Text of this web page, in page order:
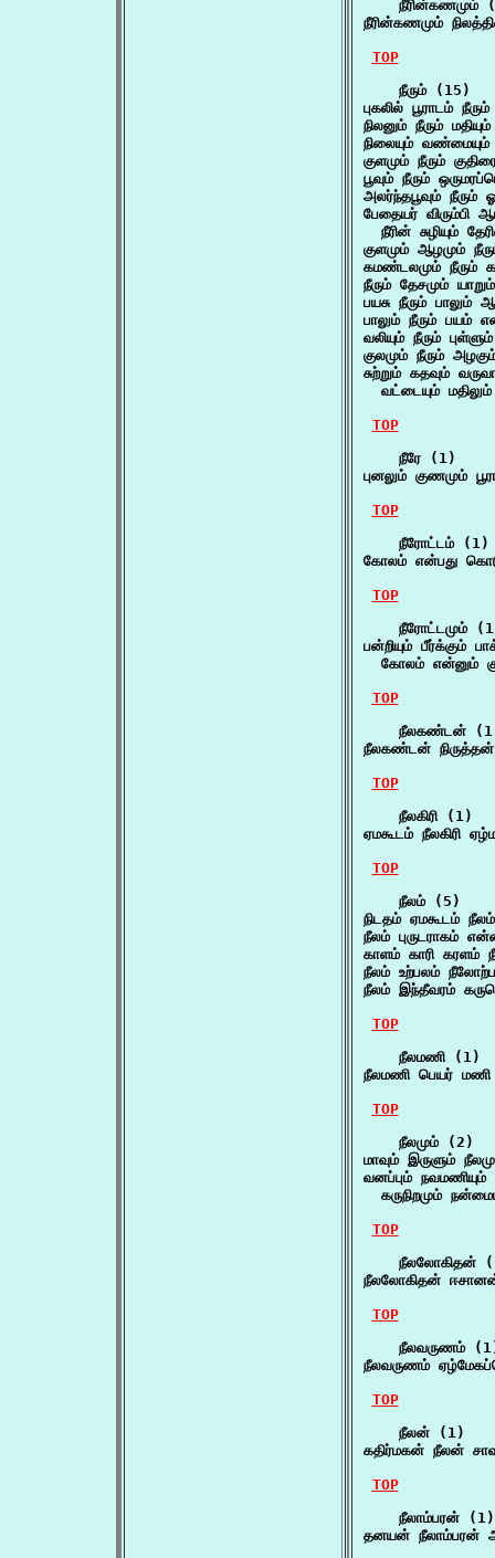
நீரின்கணமும்
நீரின்கணமும்
TOP
    நீரும் (15)
புகலில் பூராடம்
நிலனும் நீரும்
நிலையும்
குளமும் நீரும்
பூவும் நீரும்
அலர்ந்தபூவும்
பேதையர் விரும்பி
நீரின் சுழியும்
குளமும் ஆழமும்
கமண்டலமும்
நீரும் தேசமும்
பயசு நீரும்
பாலும் நீரும் பயம்
வலியும் நீரும்
குலமும் நீரும்
சுற்றும் கதவும்
வட்டையும்
TOP
    நீரே (1)
புனலும் குணமும்
TOP
    நீரோட்டம் (1)
கோலம் என்பது
TOP
நீரோட்டமும்
பன்றியும் பீர்க்கும்
கோலம் என்னும்
TOP
நீலகண்டன்
நீலகண்டன்
TOP
    நீலகிரி (1)
ஏமகூடம் நீலகிரி
TOP
    நீலம் (5)
நிடதம் ஏமகூடம்
நீலம் புருடராகம்
காளம் காரி
நீலம் உற்பலம்
நீலம் இந்தீவரம்
TOP
    நீலமணி (1)
நீலமணி பெயர்
TOP
    நீலமும் (2)
மாவும் இருளும்
வனப்பும் நவமணியும்
கருநிறமும்
TOP
நீலலோகிதன்
நீலலோகிதன்
TOP
நீலவருணம்
நீலவருணம்
TOP
    நீலன் (1)
கதிர்மகன் நீலன்
TOP
    நீலாம்பரன் (1)
தனயன் நீலாம்பரன்